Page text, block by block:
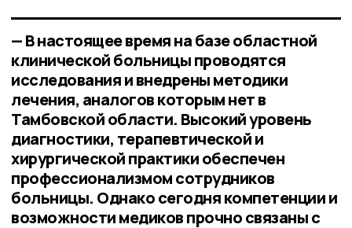
— В настоящее время на базе областной
клинической больницы проводятся
исследования и внедрены методики
лечения, аналогов которым нет в
Тамбовской области. Высокий уровень
диагностики, терапевтической и
хирургической практики обеспечен
профессионализмом сотрудников
больницы. Однако сегодня компетенции и
возможности медиков прочно связаны с